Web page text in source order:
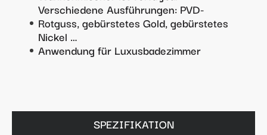
SPEZIFIKATION
Verschiedene Ausführungen: PVD-
Rotguss, gebürstetes Gold, gebürstetes
Nickel …
Anwendung für Luxusbadezimmer